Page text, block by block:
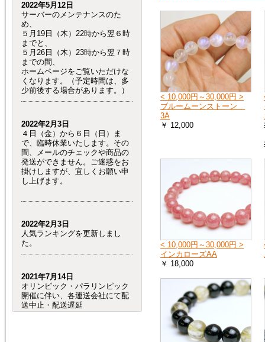
2022年5月12日
サーバーのメンテナンスのた
め、
５月19日（木）22時から翌６時
までと、
５月26日（木）23時から翌７時
までの間、
ホームページをご覧いただけな
くなります。（予定時間は、多
少前後する場合があります。）
2022年2月3日
４日（金）から６日（日）ま
で、臨時休業いたします。その
間、メールのチェックや商品の
発送ができません。ご迷惑をお
掛けしますが、宜しくお願い申
し上げます。
2022年2月3日
人気ランキングを更新しまし
た。
2021年7月14日
オリンピック・パラリンピック
開催に伴い、各運送会社にて配
送中止・配送遅延
が発生する事が予想されます。
< 10,000円～30,000円 >
ブルームーンストーン
3A
￥ 12,000
< 10,000円～30,000円 >
インカローズAA
￥ 18,000